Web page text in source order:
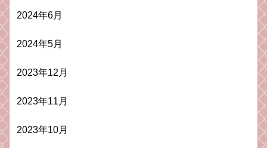
2024年6月
2024年5月
2023年12月
2023年11月
2023年10月